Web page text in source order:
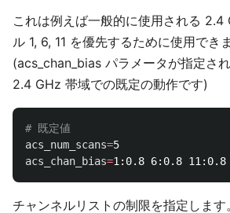
これは例えば一般的に使用される 2.4
ル 1, 6, 11 を優先するために使用できま
(acs_chan_bias パラメータが指定さ
2.4 GHz 帯域での既定の動作です)
# 既定値
acs_num_scans=
acs_chan_bias=
チャンネルリストの制限を指定します。